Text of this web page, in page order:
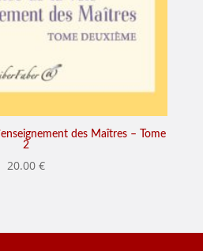
des Maîtres – Tome
2
20.00 €